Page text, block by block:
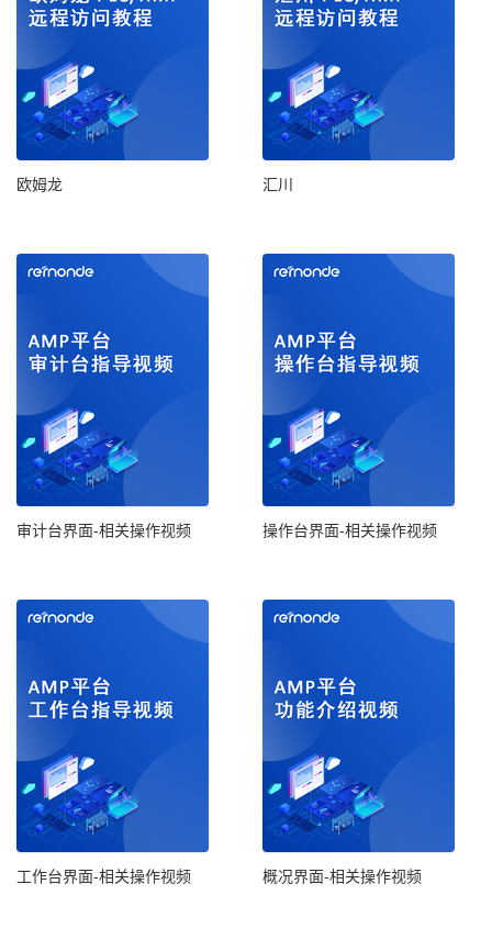
欧姆龙 汇川
审计台界面-相关操作视频 操作台界面-相关操作视频
工作台界面-相关操作视频 概况界面-相关操作视频